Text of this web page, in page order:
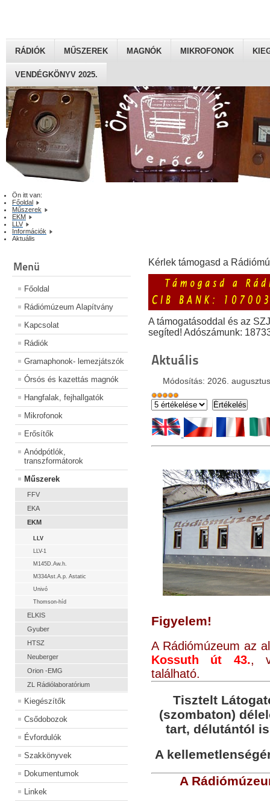
RÁDIÓK MŰSZEREK MAGNÓK MIKROFONOK
VENDÉGKÖNYV 2025.
Ön itt van:
Főoldal
Műszerek
EKM
LLV
Információk
Aktuális
Menü
Főoldal
Rádiómúzeum Alapítvány
Kapcsolat
Rádiók
Gramaphonok- lemezjátszók
Órsós és kazettás magnók
Hangfalak, fejhallgatók
Mikrofonok
Erősítők
Anódpótlók,
transzformátorok
Műszerek
FFV
EKA
EKM
LLV
LLV-1
M145D.Aw.h.
M334Ast.A.p. Astatic
Univó
Thomson-híd
ELKIS
Gyuber
HTSZ
Neuberger
Orion -EMG
ZL Rádiólaboratórium
Kiegészítők
Csődobozok
Évfordulók
Szakkönyvek
Dokumentumok
Linkek
Kérlek támogasd a
A támogatásoddal és az
segíted! Adószámunk:
Aktuális
Módosítás: 2026.
Figyelem!
A Rádiómúzeum az
Kossuth út 43.,
található.
Tisztelt
(szombaton)
tart, délutántól
A
A